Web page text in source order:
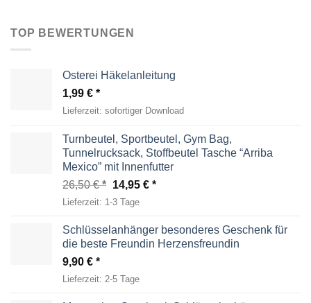
TOP BEWERTUNGEN
Osterei Häkelanleitung
1,99 €
Lieferzeit: sofortiger Download
Turnbeutel, Sportbeutel, Gym Bag,
Tunnelrucksack, Stoffbeutel Tasche “Arriba
Mexico” mit Innenfutter
26,50€
Ursprünglicher
Preis
26,50 €
14,95 € Aktueller
14,95 €.
Lieferzeit: 1-3 Tage
Schlüsselanhänger besonderes Geschenk für
die beste Freundin Herzensfreundin
9,90 €
Lieferzeit: 2-5 Tage